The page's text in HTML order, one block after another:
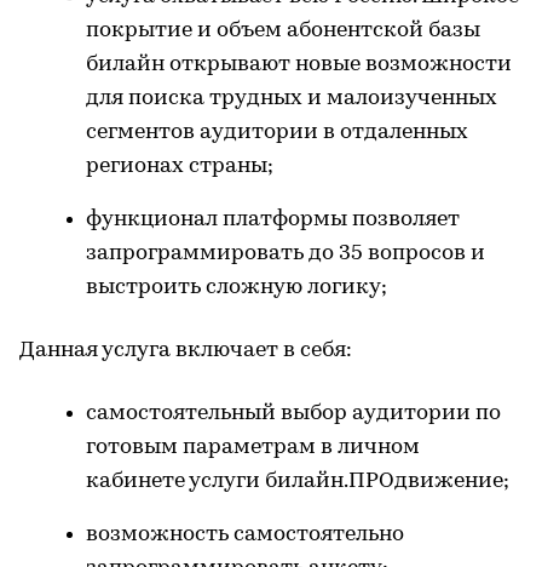
покрытие и объем абонентской базы
билайн открывают новые возможности
для поиска трудных и малоизученных
сегментов аудитории в отдаленных
регионах страны;
функционал платформы позволяет
запрограммировать до 35 вопросов и
выстроить сложную логику;
Данная услуга включает в себя:
самостоятельный выбор аудитории по
готовым параметрам в личном
кабинете услуги билайн.ПРОдвижение;
возможность самостоятельно